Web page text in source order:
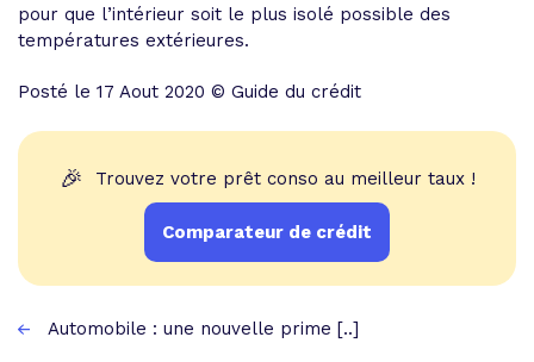
pour que l’intérieur soit le plus isolé possible des
températures extérieures.
Posté le 17 Aout 2020 © Guide du crédit
🎉 Trouvez votre prêt conso au meilleur taux !
Comparateur de crédit
Automobile : une nouvelle prime [..]